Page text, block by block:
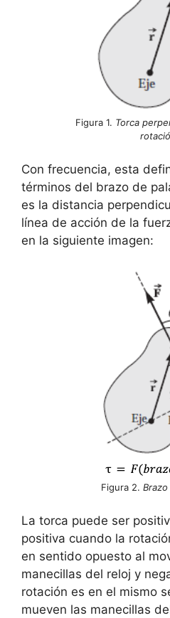
Figura 1. Torca
Con frecuencia, esta
términos del brazo de
es la distancia
línea de acción de la
en la siguiente imagen:
Figura 2.
La torca puede ser
positiva cuando la
en sentido opuesto al
manecillas del reloj y
rotación es en el mismo
mueven las manecillas